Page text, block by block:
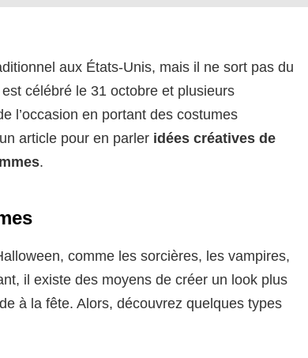
aux États-Unis, mais il ne sort pas du
célébré le 31 octobre et plusieurs
l’occasion en portant des costumes
article pour en parler idées créatives de
.
comme les sorcières, les vampires,
il existe des moyens de créer un look plus
à la fête. Alors, découvrez quelques types